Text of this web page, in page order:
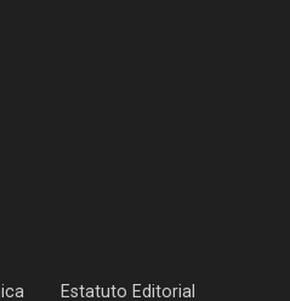
Estatuto Editorial